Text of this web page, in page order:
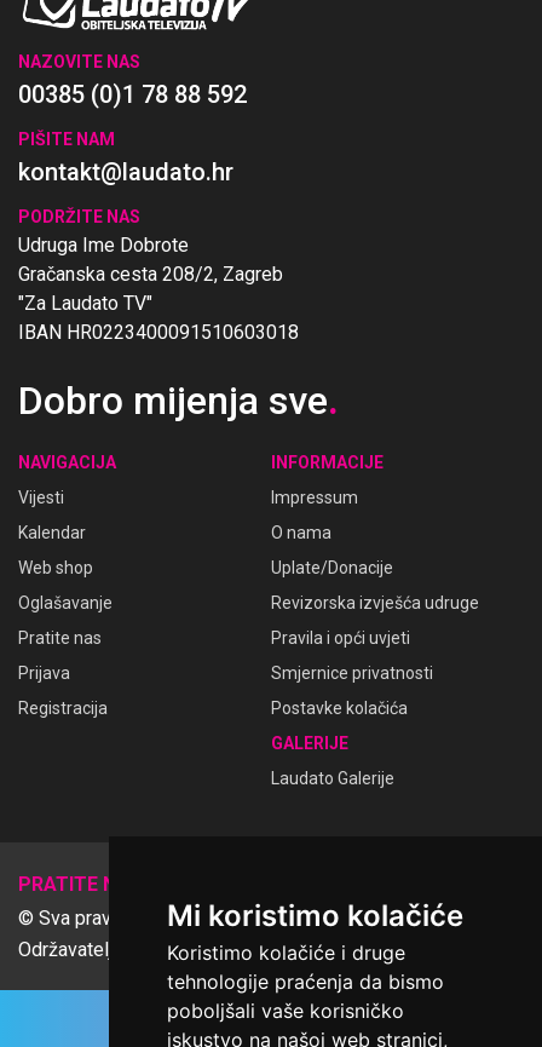
Mi koristimo kolačiće
Koristimo kolačiće i druge
tehnologije praćenja da bismo
poboljšali vaše korisničko
iskustvo na našoj web stranici,
NAZOVITE NAS
00385 (0)1 78 88 592
PIŠITE NAM
kontakt@laudato.hr
PODRŽITE NAS
Udruga Ime Dobrote
Gračanska cesta 208/2, Zagreb
"Za Laudato TV"
IBAN HR0223400091510603018
Dobro mijenja sve.
NAVIGACIJA
Vijesti
Kalendar
Web shop
Oglašavanje
Pratite nas
Prijava
Registracija
INFORMACIJE
Impressum
O nama
Uplate/Donacije
Revizorska izvješća udruge
Pravila i opći uvjeti
Smjernice privatnosti
Postavke kolačića
GALERIJE
Laudato Galerije
PRATITE NAS
© Sva prava pridržana Udruga Ime dobrote
Održavatelj Netcom d.o.o., Riva 6, Rijeka